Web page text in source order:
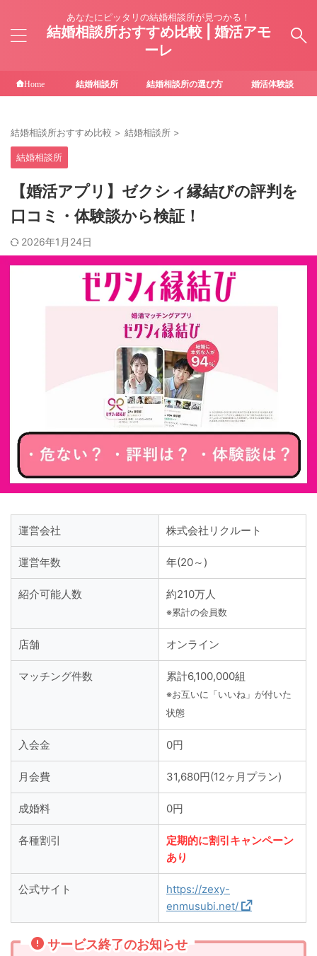
あなたにピッタリの結婚相談所が見つかる！
結婚相談所おすすめ比較 | 婚活アモ
ーレ
Home 結婚相談所 結婚相談所の選び方 婚活体験談
結婚相談所おすすめ比較 > 結婚相談所 >
結婚相談所
【婚活アプリ】ゼクシィ縁結びの評判を
口コミ・体験談から検証！
2026年1月24日
運営会社 株式会社リクルート
運営年数 年(20～)
紹介可能人数 約210万人
※累計の会員数
店舗 オンライン
マッチング件数 累計6,100,000組
※お互いに「いいね」が付いた
状態
入会金 0円
月会費 31,680円(12ヶ月プラン)
成婚料 0円
各種割引
定期的に割引キャンペーン
あり
公式サイト
https://zexy-
enmusubi.net/
サービス終了のお知らせ